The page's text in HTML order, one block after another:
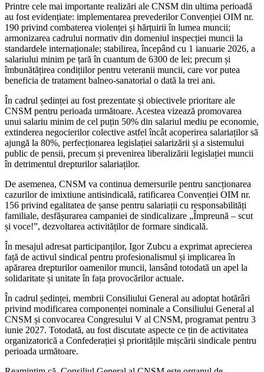
Printre cele mai importante realizări ale CNSM din ultima perioadă
au fost evidențiate: implementarea prevederilor Convenției OIM nr.
190 privind combaterea violenței și hărțuirii în lumea muncii;
armonizarea cadrului normativ din domeniul inspecției muncii la
standardele internaționale; stabilirea, începând cu 1 ianuarie 2026, a
salariului minim pe țară în cuantum de 6300 de lei; precum și
îmbunătățirea condițiilor pentru veteranii muncii, care vor putea
beneficia de tratament balneo-sanatorial o dată la trei ani.
În cadrul ședinței au fost prezentate și obiectivele prioritare ale
CNSM pentru perioada următoare. Acestea vizează promovarea
unui salariu minim de cel puțin 50% din salariul mediu pe economie,
extinderea negocierilor colective astfel încât acoperirea salariaților să
ajungă la 80%, perfecționarea legislației salarizării și a sistemului
public de pensii, precum și prevenirea liberalizării legislației muncii
în detrimentul drepturilor salariaților.
De asemenea, CNSM va continua demersurile pentru sancționarea
cazurilor de imixtiune antisindicală, ratificarea Convenției OIM nr.
156 privind egalitatea de șanse pentru salariații cu responsabilități
familiale, desfășurarea campaniei de sindicalizare „Împreună – scut
și voce!”, dezvoltarea activităților de formare sindicală.
În mesajul adresat participanților, Igor Zubcu a exprimat aprecierea
față de activul sindical pentru profesionalismul și implicarea în
apărarea drepturilor oamenilor muncii, lansând totodată un apel la
solidaritate și unitate în fața provocărilor actuale.
În cadrul ședinței, membrii Consiliului General au adoptat hotărâri
privind modificarea componenței nominale a Consiliului General al
CNSM și convocarea Congresului V al CNSM, programat pentru 3
iunie 2027. Totodată, au fost discutate aspecte ce țin de activitatea
organizatorică a Confederației și prioritățile mișcării sindicale pentru
perioada următoare.